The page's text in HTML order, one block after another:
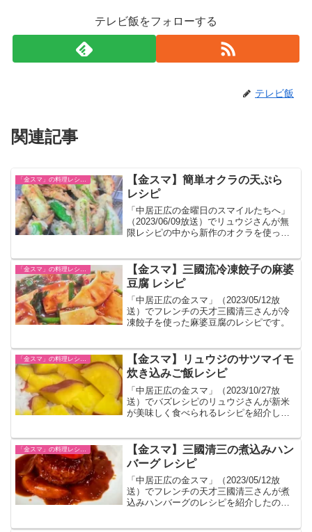
テレビ飯をフォローする
テレビ飯
関連記事
【金スマ】簡単オクラの天ぷら
レシピ
「中居正広の金曜日のスマイルたちへ」
（2023/06/09放送）でリュウジさんが無
限レシピの中から新作のオクラを使った
【金スマ】三國流冷凍餃子の麻婆
豆腐 レシピ
「中居正広の金スマ」（2023/05/12放
送）でフレンチの天才三國清三さんが冷
凍餃子を使った麻婆豆腐のレシピです。
「金スマ」の料理レシピまとめ
【金スマ】リュウジのサツマイモ
炊き込みご飯レシピ
「中居正広の金スマ」（2023/10/27放
送）でバズレシピのリュウジさんが新米
が美味しく食べられるレシピを紹介しま
【金スマ】三國清三の煮込みハン
バーグ レシピ
「中居正広の金スマ」（2023/05/12放
送）でフレンチの天才三國清三さんが煮
込みハンバーグのレシピを紹介したので